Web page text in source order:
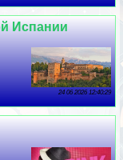
Испании
24 06 2026 12:40:29